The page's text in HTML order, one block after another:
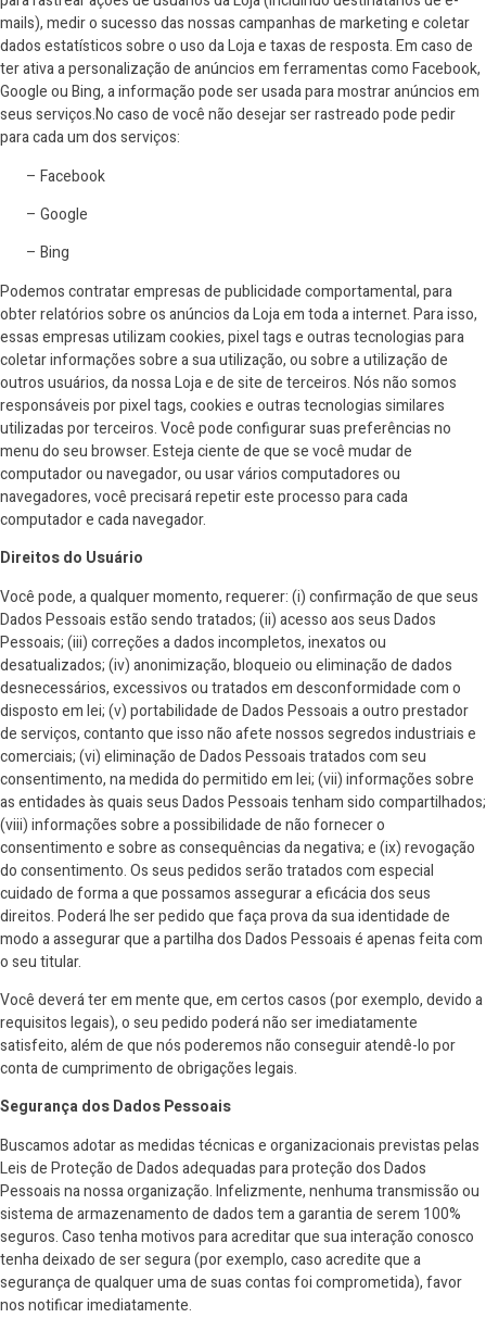
mails), medir o sucesso das nossas campanhas de marketing e coletar
dados estatísticos sobre o uso da Loja e taxas de resposta. Em caso de
ter ativa a personalização de anúncios em ferramentas como Facebook,
Google ou Bing, a informação pode ser usada para mostrar anúncios em
seus serviços.No caso de você não desejar ser rastreado pode pedir
para cada um dos serviços:
– Facebook
– Google
– Bing
Podemos contratar empresas de publicidade comportamental, para
obter relatórios sobre os anúncios da Loja em toda a internet. Para isso,
essas empresas utilizam cookies, pixel tags e outras tecnologias para
coletar informações sobre a sua utilização, ou sobre a utilização de
outros usuários, da nossa Loja e de site de terceiros. Nós não somos
responsáveis por pixel tags, cookies e outras tecnologias similares
utilizadas por terceiros. Você pode configurar suas preferências no
menu do seu browser. Esteja ciente de que se você mudar de
computador ou navegador, ou usar vários computadores ou
navegadores, você precisará repetir este processo para cada
computador e cada navegador.
Direitos do Usuário
Você pode, a qualquer momento, requerer: (i) confirmação de que seus
Dados Pessoais estão sendo tratados; (ii) acesso aos seus Dados
Pessoais; (iii) correções a dados incompletos, inexatos ou
desatualizados; (iv) anonimização, bloqueio ou eliminação de dados
desnecessários, excessivos ou tratados em desconformidade com o
disposto em lei; (v) portabilidade de Dados Pessoais a outro prestador
de serviços, contanto que isso não afete nossos segredos industriais e
comerciais; (vi) eliminação de Dados Pessoais tratados com seu
consentimento, na medida do permitido em lei; (vii) informações sobre
as entidades às quais seus Dados Pessoais tenham sido compartilhados;
(viii) informações sobre a possibilidade de não fornecer o
consentimento e sobre as consequências da negativa; e (ix) revogação
do consentimento. Os seus pedidos serão tratados com especial
cuidado de forma a que possamos assegurar a eficácia dos seus
direitos. Poderá lhe ser pedido que faça prova da sua identidade de
modo a assegurar que a partilha dos Dados Pessoais é apenas feita com
o seu titular.
Você deverá ter em mente que, em certos casos (por exemplo, devido a
requisitos legais), o seu pedido poderá não ser imediatamente
satisfeito, além de que nós poderemos não conseguir atendê-lo por
conta de cumprimento de obrigações legais.
Segurança dos Dados Pessoais
Buscamos adotar as medidas técnicas e organizacionais previstas pelas
Leis de Proteção de Dados adequadas para proteção dos Dados
Pessoais na nossa organização. Infelizmente, nenhuma transmissão ou
sistema de armazenamento de dados tem a garantia de serem 100%
seguros. Caso tenha motivos para acreditar que sua interação conosco
tenha deixado de ser segura (por exemplo, caso acredite que a
segurança de qualquer uma de suas contas foi comprometida), favor
nos notificar imediatamente.